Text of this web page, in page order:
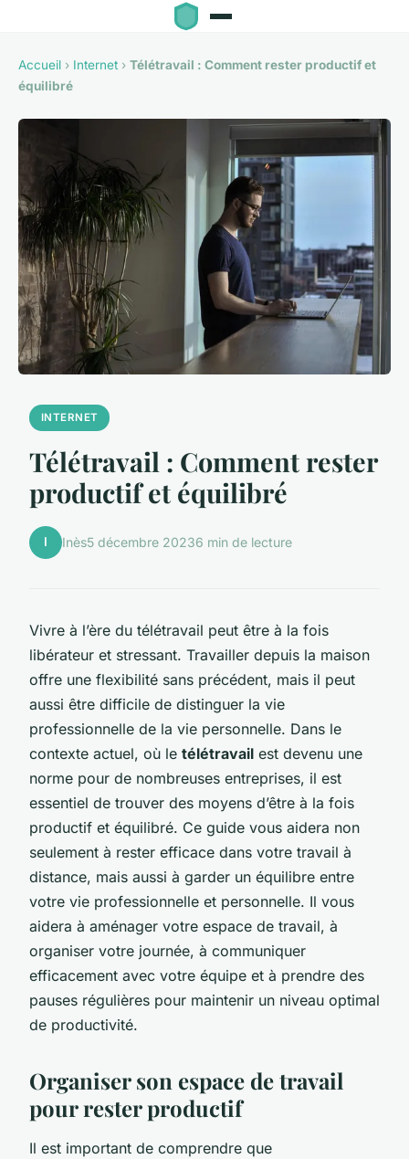
Accueil › Internet › Télétravail : Comment rester productif et
équilibré
INTERNET
Télétravail : Comment rester
productif et équilibré
I Inès5 décembre 20236 min de lecture
Vivre à l’ère du télétravail peut être à la fois
libérateur et stressant. Travailler depuis la maison
offre une flexibilité sans précédent, mais il peut
aussi être difficile de distinguer la vie
professionnelle de la vie personnelle. Dans le
contexte actuel, où le télétravail est devenu une
norme pour de nombreuses entreprises, il est
essentiel de trouver des moyens d’être à la fois
productif et équilibré. Ce guide vous aidera non
seulement à rester efficace dans votre travail à
distance, mais aussi à garder un équilibre entre
votre vie professionnelle et personnelle. Il vous
aidera à aménager votre espace de travail, à
organiser votre journée, à communiquer
efficacement avec votre équipe et à prendre des
pauses régulières pour maintenir un niveau optimal
de productivité.
Organiser son espace de travail
pour rester productif
Il est important de comprendre que